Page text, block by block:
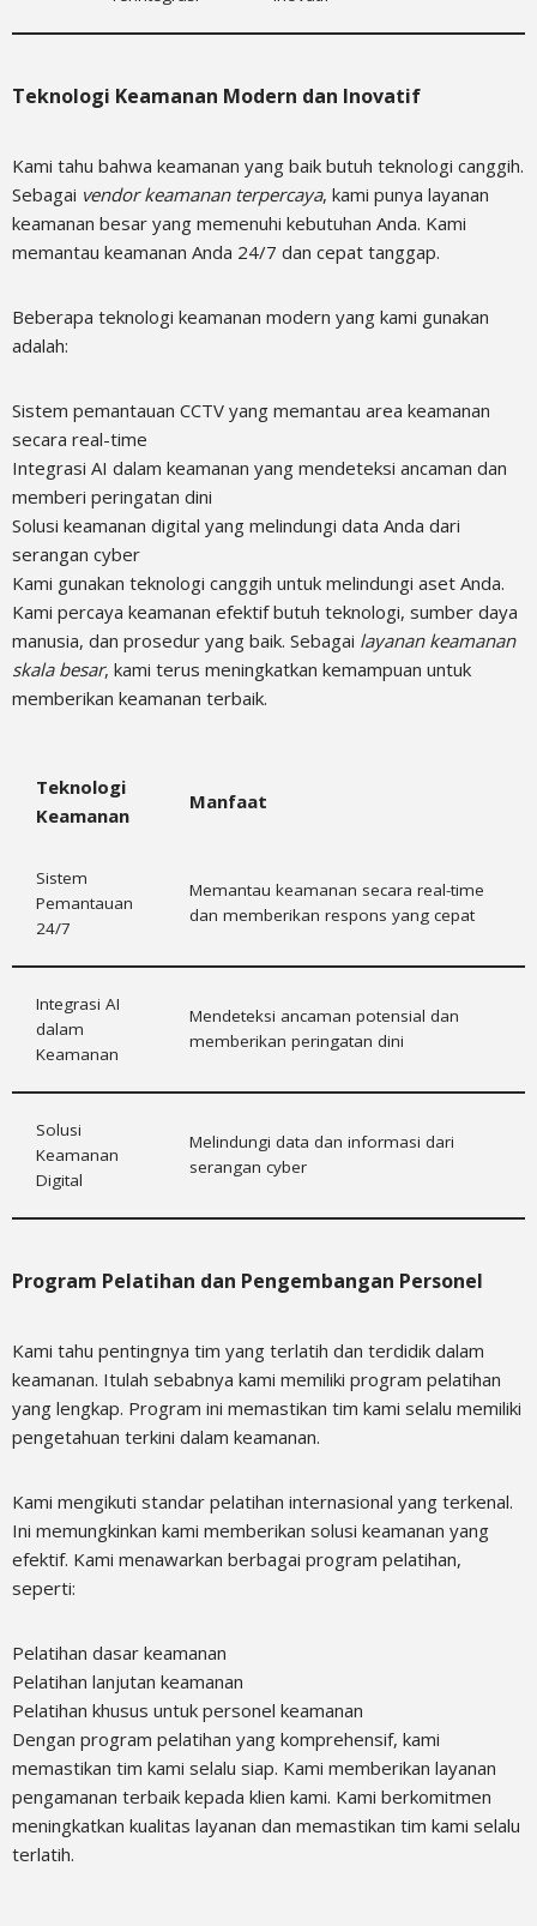
Teknologi Keamanan Modern dan Inovatif
Kami tahu bahwa keamanan yang baik butuh teknologi canggih.
Sebagai vendor keamanan terpercaya, kami punya layanan
keamanan besar yang memenuhi kebutuhan Anda. Kami
memantau keamanan Anda 24/7 dan cepat tanggap.
Beberapa teknologi keamanan modern yang kami gunakan
adalah:
Sistem pemantauan CCTV yang memantau area keamanan
secara real-time
Integrasi AI dalam keamanan yang mendeteksi ancaman dan
memberi peringatan dini
Solusi keamanan digital yang melindungi data Anda dari
serangan cyber
Kami gunakan teknologi canggih untuk melindungi aset Anda.
Kami percaya keamanan efektif butuh teknologi, sumber daya
manusia, dan prosedur yang baik. Sebagai layanan keamanan
skala besar, kami terus meningkatkan kemampuan untuk
memberikan keamanan terbaik.
Teknologi
Keamanan
Manfaat
Sistem
Pemantauan
24/7
Memantau keamanan secara real-time
dan memberikan respons yang cepat
Integrasi AI
dalam
Keamanan
Mendeteksi ancaman potensial dan
memberikan peringatan dini
Solusi
Keamanan
Digital
Melindungi data dan informasi dari
serangan cyber
Program Pelatihan dan Pengembangan Personel
Kami tahu pentingnya tim yang terlatih dan terdidik dalam
keamanan. Itulah sebabnya kami memiliki program pelatihan
yang lengkap. Program ini memastikan tim kami selalu memiliki
pengetahuan terkini dalam keamanan.
Kami mengikuti standar pelatihan internasional yang terkenal.
Ini memungkinkan kami memberikan solusi keamanan yang
efektif. Kami menawarkan berbagai program pelatihan,
seperti:
Pelatihan dasar keamanan
Pelatihan lanjutan keamanan
Pelatihan khusus untuk personel keamanan
Dengan program pelatihan yang komprehensif, kami
memastikan tim kami selalu siap. Kami memberikan layanan
pengamanan terbaik kepada klien kami. Kami berkomitmen
meningkatkan kualitas layanan dan memastikan tim kami selalu
terlatih.